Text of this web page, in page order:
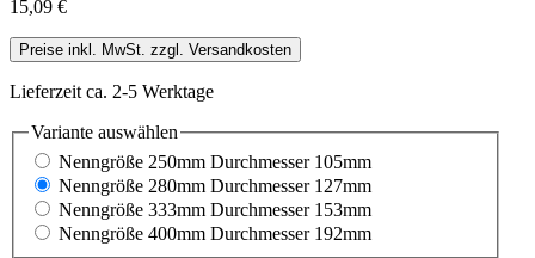
15,09 €
Preise inkl. MwSt. zzgl. Versandkosten
Lieferzeit ca. 2-5 Werktage
Variante auswählen
Nenngröße 250mm Durchmesser 105mm
Nenngröße 280mm Durchmesser 127mm
Nenngröße 333mm Durchmesser 153mm
Nenngröße 400mm Durchmesser 192mm